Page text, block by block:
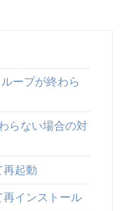
ープが終わら
らない場合の対
再起動
再インストール